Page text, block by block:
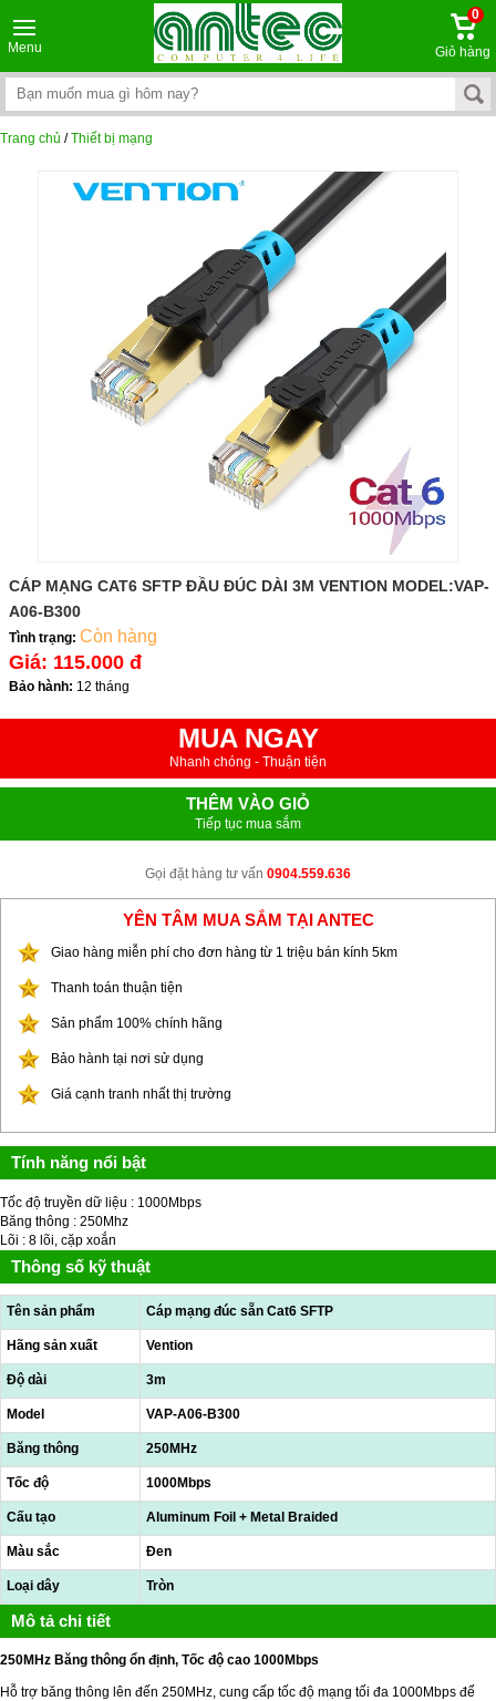
Menu
0
Giỏ hàng
Trang chủ /Thiết bị mạng
CÁP MẠNG CAT6 SFTP ĐẦU ĐÚC DÀI 3M VENTION MODEL:VAP-
A06-B300
Tình trạng: Còn hàng
Giá: 115.000 đ
Bảo hành: 12 tháng
MUA NGAY
Nhanh chóng - Thuận tiện
THÊM VÀO GIỎ
Tiếp tục mua sắm
Gọi đặt hàng tư vấn 0904.559.636
YÊN TÂM MUA SẮM TẠI ANTEC
Giao hàng miễn phí cho đơn hàng từ 1 triệu bán kính 5km
Thanh toán thuận tiện
Sản phẩm 100% chính hãng
Bảo hành tại nơi sử dụng
Giá cạnh tranh nhất thị trường
Tính năng nổi bật
Tốc độ truyền dữ liệu : 1000Mbps
Băng thông : 250Mhz
Lõi : 8 lõi, cặp xoắn
Thông số kỹ thuật
Tên sản phẩm Cáp mạng đúc sẵn Cat6 SFTP
Hãng sản xuất Vention
Độ dài 3m
Model VAP-A06-B300
Băng thông 250MHz
Tốc độ 1000Mbps
Cấu tạo Aluminum Foil + Metal Braided
Màu sắc Đen
Loại dây Tròn
Mô tả chi tiết
250MHz Băng thông ổn định, Tốc độ cao 1000Mbps
Hỗ trợ băng thông lên đến 250MHz, cung cấp tốc độ mạng tối đa 1000Mbps để